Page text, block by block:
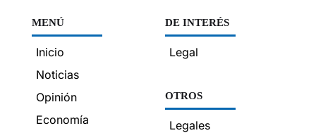
MENÚ
Inicio
Noticias
Opinión
Economía
DE INTERÉS
Legal
OTROS
Legales